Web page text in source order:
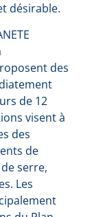
désirable.
des
de 12
visent à
des
de
serre,
Les